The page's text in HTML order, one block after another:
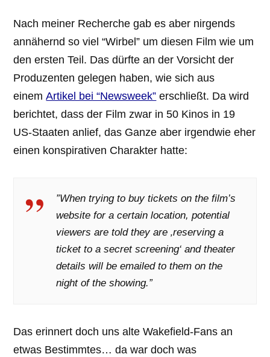
Nach meiner Recherche gab es aber nirgends
annähernd so viel “Wirbel” um diesen Film wie um
den ersten Teil. Das dürfte an der Vorsicht der
Produzenten gelegen haben, wie sich aus
einemArtikel bei “Newsweek” erschließt. Da wird
berichtet, dass der Film zwar in 50 Kinos in 19
US-Staaten anlief, das Ganze aber irgendwie eher
einen konspirativen Charakter hatte:
”When trying to buy tickets on the film’s
website for a certain location, potential
viewers are told they are ‚reserving a
ticket to a secret screening‘ and theater
details will be emailed to them on the
night of the showing.”
Das erinnert doch uns alte Wakefield-Fans an
etwas Bestimmtes… da war doch was